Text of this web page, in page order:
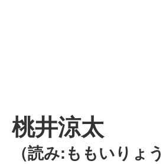
桃井涼太
（読み:ももいりょ